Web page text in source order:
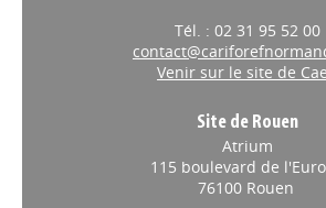
Tél. : 02 31 95 52 00
Venir sur le site de
Site de Rouen
Atrium
115 boulevard de
76100 Rouen